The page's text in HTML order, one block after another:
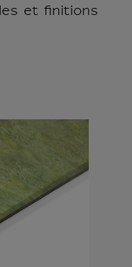
et finitions